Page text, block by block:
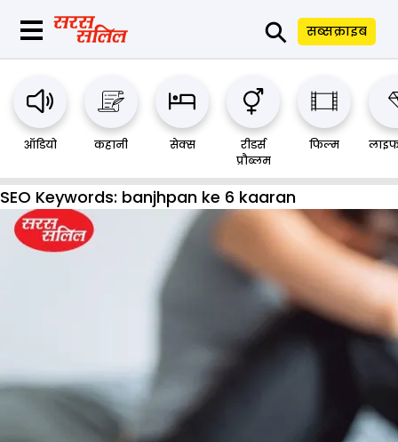
⚲ सब्सक्राइब
ऑडियो कहानी सेक्स
रीडर्स
प्रौब्लम
फिल्म
SEO Keywords: banjhpan ke 6 kaaran